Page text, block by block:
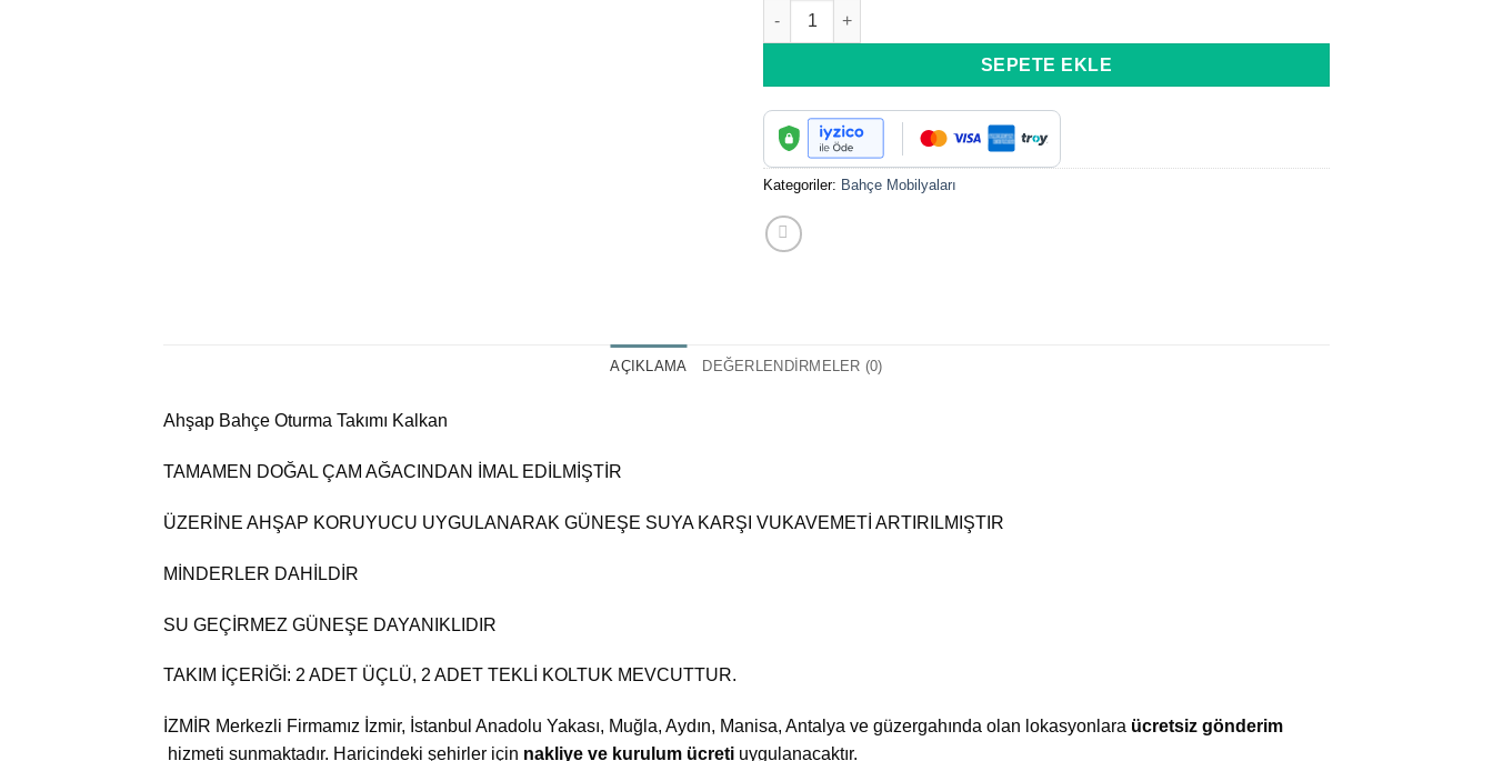
KALKAN OTURMA GRUBU adet
SEPETE EKLE
Kategoriler: Bahçe Mobilyaları
AÇIKLAMA DEĞERLENDIRMELER (0)
Ahşap Bahçe Oturma Takımı Kalkan
TAMAMEN DOĞAL ÇAM AĞACINDAN İMAL EDİLMİŞTİR
ÜZERİNE AHŞAP KORUYUCU UYGULANARAK GÜNEŞE SUYA KARŞI VUKAVEMETİ ARTIRILMIŞTIR
MİNDERLER DAHİLDİR
SU GEÇİRMEZ GÜNEŞE DAYANIKLIDIR
TAKIM İÇERİĞİ: 2 ADET ÜÇLÜ, 2 ADET TEKLİ KOLTUK MEVCUTTUR.
İZMİR Merkezli Firmamız İzmir, İstanbul Anadolu Yakası, Muğla, Aydın, Manisa, Antalya ve güzergahında olan lokasyonlara ücretsiz gönderim
hizmeti sunmaktadır. Haricindeki şehirler için nakliye ve kurulum ücreti uygulanacaktır.